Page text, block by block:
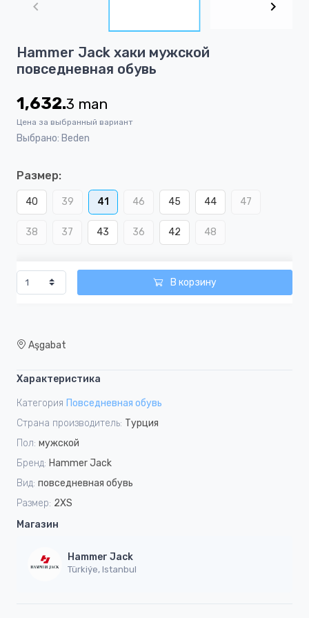
1
of
Hammer Jack хаки мужской
повседневная обувь
1,632.3 man
Цена за выбранный вариант
Выбрано: Beden
Размер:
40 39 41 46 45 44 47
38 37 43 36 42 48
В корзину
Aşgabat
Характеристика
Категория Повседневная обувь
Страна производитель: Турция
Пол: мужской
Бренд: Hammer Jack
Вид: повседневная обувь
Размер: 2XS
Магазин
Hammer Jack
Türkiýe, Istanbul